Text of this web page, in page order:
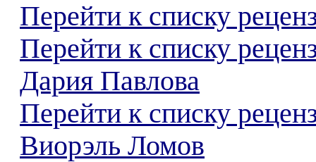
Перейти к списку
Перейти к списку
Дария Павлова
Перейти к списку
Виорэль Ломов